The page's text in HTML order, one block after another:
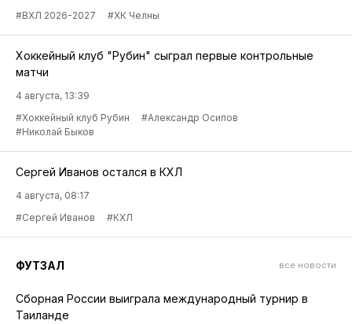
#ВХЛ 2026-2027
#ХК Челны
Хоккейный клуб "Рубин" сыграл первые контрольные
матчи
4 августа, 13:39
#Хоккейный клуб Рубин
#Александр Осипов
#Николай Быков
Сергей Иванов остался в КХЛ
4 августа, 08:17
#Сергей Иванов
#КХЛ
ФУТЗАЛ все новости
Сборная России выиграла международный турнир в
Таиланде